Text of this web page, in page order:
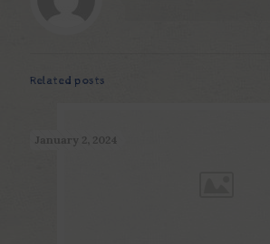
Related posts
January 2, 2024